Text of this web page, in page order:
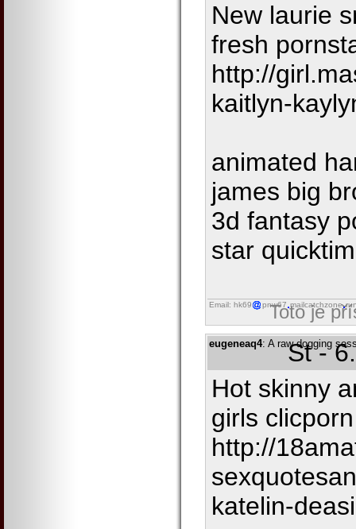
New laurie
fresh
http://
kaitlyn-
animated
james big
3d fantasy
star
Email: hk69 pnw67 mailcatchzone
Toto je
eugeneaq4: A raw dogging
St -
Hot skinny
girls
http://
katelin-